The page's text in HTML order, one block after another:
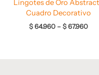
Lingotes de Oro
Cuadro Decorativo
$64.960 –$67.960